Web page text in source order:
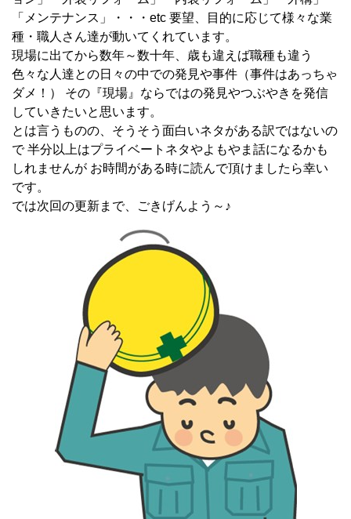
「メンテナンス」・・・etc 要望、目的に応じて様々な業
種・職人さん達が動いてくれています。
現場に出てから数年～数十年、歳も違えば職種も違う
色々な人達との日々の中での発見や事件（事件はあっちゃ
ダメ！） その『現場』ならではの発見やつぶやきを発信
していきたいと思います。
とは言うものの、そうそう面白いネタがある訳ではないの
で 半分以上はプライベートネタやよもやま話になるかも
しれませんが お時間がある時に読んで頂けましたら幸い
です。
では次回の更新まで、ごきげんよう～♪